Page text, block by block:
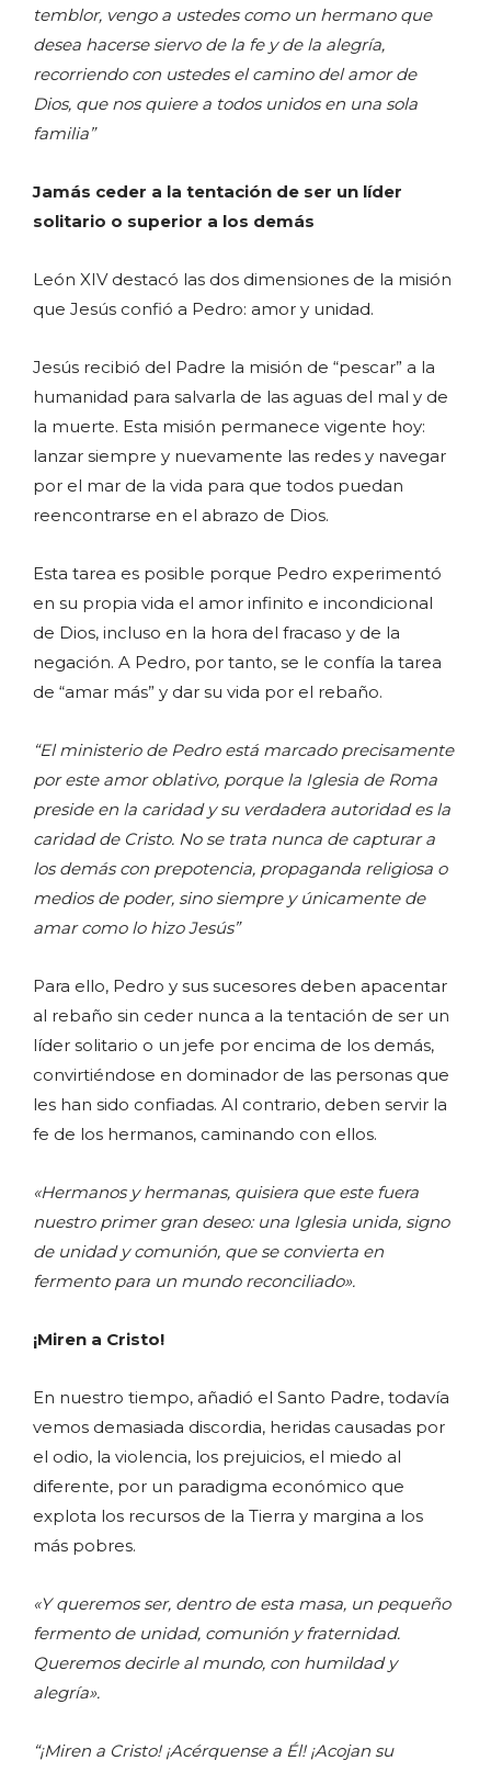
temblor, vengo a ustedes como un hermano que
desea hacerse siervo de la fe y de la alegría,
recorriendo con ustedes el camino del amor de
Dios, que nos quiere a todos unidos en una sola
familia”
Jamás ceder a la tentación de ser un líder
solitario o superior a los demás
León XIV destacó las dos dimensiones de la misión
que Jesús confió a Pedro: amor y unidad.
Jesús recibió del Padre la misión de “pescar” a la
humanidad para salvarla de las aguas del mal y de
la muerte. Esta misión permanece vigente hoy:
lanzar siempre y nuevamente las redes y navegar
por el mar de la vida para que todos puedan
reencontrarse en el abrazo de Dios.
Esta tarea es posible porque Pedro experimentó
en su propia vida el amor infinito e incondicional
de Dios, incluso en la hora del fracaso y de la
negación. A Pedro, por tanto, se le confía la tarea
de “amar más” y dar su vida por el rebaño.
“El ministerio de Pedro está marcado precisamente
por este amor oblativo, porque la Iglesia de Roma
preside en la caridad y su verdadera autoridad es la
caridad de Cristo. No se trata nunca de capturar a
los demás con prepotencia, propaganda religiosa o
medios de poder, sino siempre y únicamente de
amar como lo hizo Jesús”
Para ello, Pedro y sus sucesores deben apacentar
al rebaño sin ceder nunca a la tentación de ser un
líder solitario o un jefe por encima de los demás,
convirtiéndose en dominador de las personas que
les han sido confiadas. Al contrario, deben servir la
fe de los hermanos, caminando con ellos.
«Hermanos y hermanas, quisiera que este fuera
nuestro primer gran deseo: una Iglesia unida, signo
de unidad y comunión, que se convierta en
fermento para un mundo reconciliado».
¡Miren a Cristo!
En nuestro tiempo, añadió el Santo Padre, todavía
vemos demasiada discordia, heridas causadas por
el odio, la violencia, los prejuicios, el miedo al
diferente, por un paradigma económico que
explota los recursos de la Tierra y margina a los
más pobres.
«Y queremos ser, dentro de esta masa, un pequeño
fermento de unidad, comunión y fraternidad.
Queremos decirle al mundo, con humildad y
alegría».
“¡Miren a Cristo! ¡Acérquense a Él! ¡Acojan su